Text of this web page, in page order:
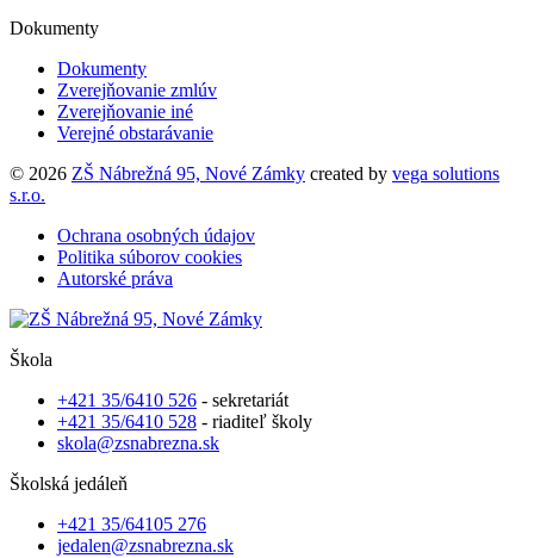
Dokumenty
Dokumenty
Zverejňovanie zmlúv
Zverejňovanie iné
Verejné obstarávanie
© 2026 ZŠ Nábrežná 95, Nové Zámky created by vega solutions
s.r.o.
Ochrana osobných údajov
Politika súborov cookies
Autorské práva
Škola
+421 35/6410 526 - sekretariát
+421 35/6410 528 - riaditeľ školy
skola@zsnabrezna.sk
Školská jedáleň
+421 35/64105 276
jedalen@zsnabrezna.sk